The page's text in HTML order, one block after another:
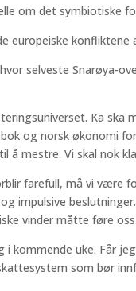
om det symbiotiske
europeiske konfliktene
selveste Snarøya-
Ka ska
og norsk økonomi
å mestre. Vi skal nok
farefull, må vi være
impulsive
vinder måtte føre
i kommende uke. Får
som bør